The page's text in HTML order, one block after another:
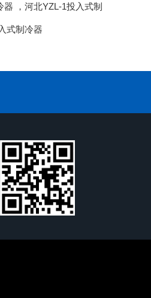
器 ， 河北YZL-1投入式制
式制冷器